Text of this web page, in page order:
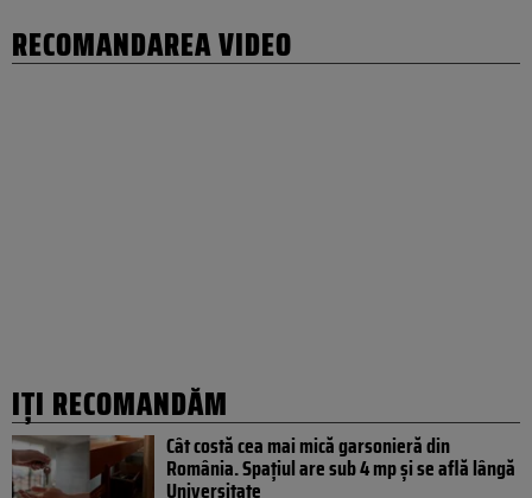
RECOMANDAREA VIDEO
IȚI RECOMANDĂM
Cât costă cea mai mică garsonieră din
România. Spațiul are sub 4 mp și se află lângă
Universitate